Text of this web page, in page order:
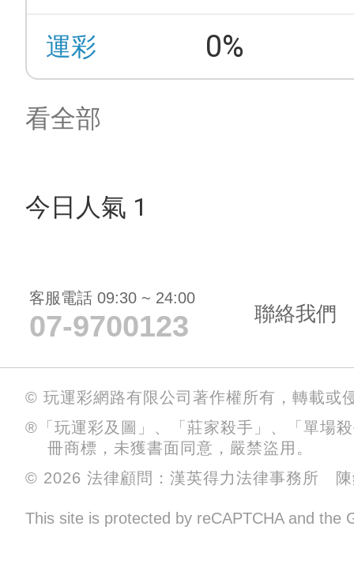
運彩 0%
看全部
今日人氣 1
客服電話 09:30 ~ 24:00
07-9700123 聯絡我們
© 玩運彩網路有限公司著作權所有，轉載或
®「玩運彩及圖」、「莊家殺手」、「單場
冊商標，未獲書面同意，嚴禁盜用。
© 2026 法律顧問：漢英得力法律事務所 陳
This site is protected by reCAPTCHA and the